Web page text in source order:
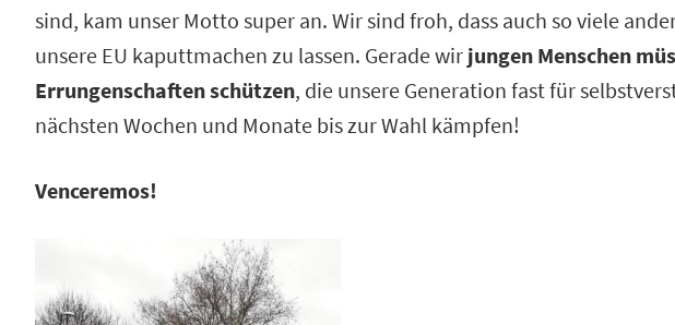
sind, kam unser Motto super an. Wir sind froh, dass auch so viele
unsere EU kaputtmachen zu lassen. Gerade wir jungen Menschen
Errungenschaften schützen, die unsere Generation fast für
nächsten Wochen und Monate bis zur Wahl kämpfen!
Venceremos!